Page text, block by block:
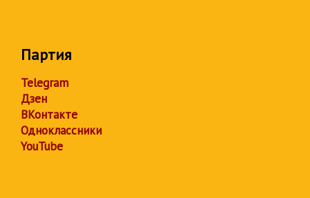
Партия
Telegram
Дзен
ВКонтакте
Одноклассники
YouTube